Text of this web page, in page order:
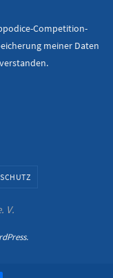
Competition-
meiner Daten
V.